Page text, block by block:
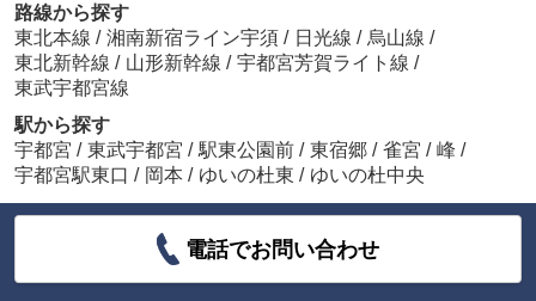
路線から探す
東北本線 / 湘南新宿ライン宇須 / 日光線 / 烏山線 /
東北新幹線 / 山形新幹線 / 宇都宮芳賀ライト線 /
東武宇都宮線
駅から探す
宇都宮 / 東武宇都宮 / 駅東公園前 / 東宿郷 / 雀宮 / 峰 /
宇都宮駅東口 / 岡本 / ゆいの杜東 / ゆいの杜中央
電話でお問い合わせ